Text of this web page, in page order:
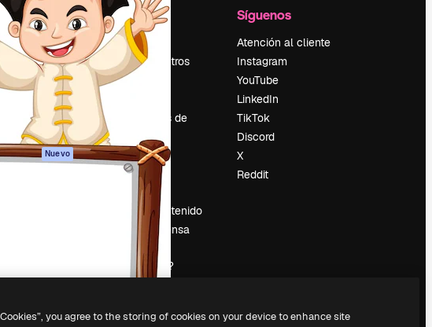
Información útil
de uso
de
Nuevo
Empresa
Precios
Sobre nosotros
Reviews
Tendencias de
Blog
Eventos
Slidesgo
Vender contenido
Sala de prensa
¿Buscas
magnific.ai?
Síguenos
Atención al cliente
Instagram
YouTube
LinkedIn
TikTok
Discord
X
Reddit
you agree to the storing of cookies on your device to enhance site